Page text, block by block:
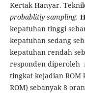
Kertak Hanyar.
probablitiy sampling.
kepatuhan tinggi
kepatuhan sedang
kepatuhan rendah
responden diperoleh
tingkat kejadian
ROM) sebanyak 8